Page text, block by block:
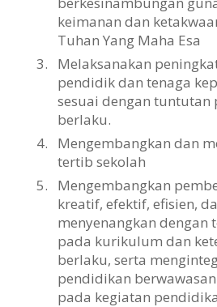
keimanan dan
Tuhan Yang Maha Esa
3.
Melaksanakan
pendidik dan tenaga
sesuai dengan tuntutan
berlaku.
4.
Mengembangkan dan
tertib sekolah
5.
Mengembangkan
kreatif, efektif, efisien,
menyenangkan dengan
pada kurikulum dan
berlaku, serta
pendidikan
pada kegiatan